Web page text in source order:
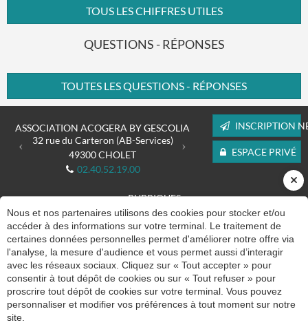
TOUS LES CHIFFRES UTILES
QUESTIONS - RÉPONSES
TOUTES LES QUESTIONS - RÉPONSES
ASSOCIATION ACOGERA BY GESCOLIA
32 rue du Carteron (AB-Services)
49300CHOLET
02.40.52.19.00
Previous Next INSCRIPTION
ESPACE PRIVÉ
RUBRIQUES
L'association
Nos prestations
Adhérer à ACOGERA by Gescolia
Nos formations
Données économiques
Actualités
Blog
Nous et nos partenaires utilisons des cookies pour stocker et/ou
accéder à des informations sur votre terminal. Le traitement de
certaines données personnelles permet d'améliorer notre offre via
l'analyse, la mesure d'audience et vous permet aussi d’interagir
avec les réseaux sociaux. Cliquez sur « Tout accepter » pour
consentir à tout dépôt de cookies ou sur « Tout refuser » pour
proscrire tout dépôt de cookies sur votre terminal. Vous pouvez
personnaliser et modifier vos préférences à tout moment sur notre
site.